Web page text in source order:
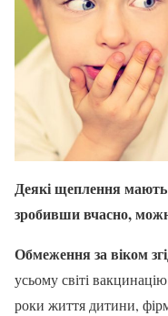
Деякі щеплення
зробивши вчасно,
Обмеження за віком
усьому світі
роки життя дитини,